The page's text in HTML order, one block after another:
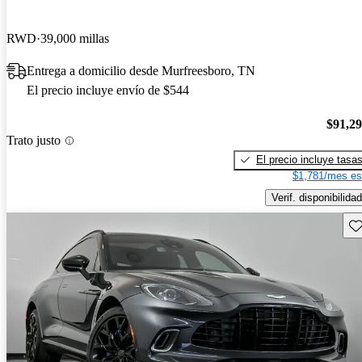
RWD 39,000 millas
Entrega a domicilio desde Murfreesboro, TN
El precio incluye envío de $544
Trato justo
El precio incluye tasas
$1,781/mes
Verif. disponibilidad